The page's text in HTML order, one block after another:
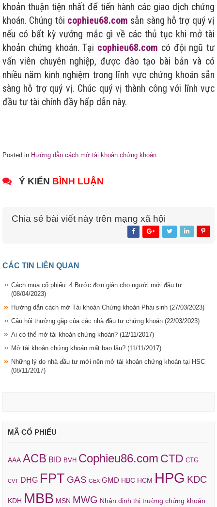
khoản thuận tiện nhất để tiến hành các giao dịch chứng
khoán. Chúng tôi cophieu68.com sẵn sàng hỗ trợ quý vị
nếu có bất kỳ vướng mắc gì về các thủ tục khi mở tài
khoản chứng khoán. Tại cophieu68.com có đội ngũ tư
vấn viên chuyên nghiệp, được đào tạo bài bản và có
nhiều năm kinh nghiệm trong lĩnh vực chứng khoán sẵn
sàng hỗ trợ quý vị. Chúc quý vị thành công với lĩnh vực
đầu tư tài chính đầy hấp dẫn này.
Posted in Hướng dẫn cách mở tài khoản chứng khoán
Ý KIẾN BÌNH LUẬN
Chia sẻ bài viết này trên mạng xã hội
CÁC TIN LIÊN QUAN
Cách mua cổ phiếu: 4 Bước đơn giản cho người mới đầu tư
(08/04/2023)
Hướng dẫn cách mở Tài khoản Chứng khoán Phái sinh (27/03/2023)
Câu hỏi thường gặp của các nhà đầu tư chứng khoán (22/03/2023)
Ai có thể mở tài khoản chứng khoán? (12/11/2017)
Mở tài khoản chứng khoán mất bao lâu? (11/11/2017)
Những lý do nhà đầu tư mới nên mở tài khoản chứng khoán tại HSC
(08/11/2017)
MÃ CỔ PHIẾU
AAA ACB BID BVH Cophieu86.com CTD CTG
CVT DHG FPT GAS GEX GMD HBC HCM HPG KDC
KDH MBB MSN MWG Nhận định thị trường chứng khoán